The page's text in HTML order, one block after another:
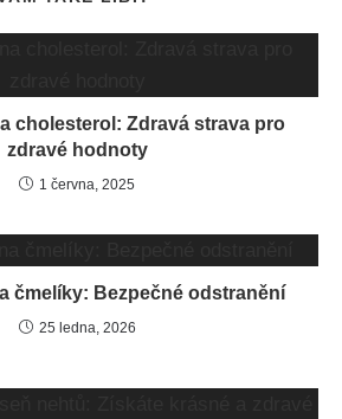
cholesterol: Zdravá strava pro
zdravé hodnoty
1 června, 2025
čmelíky: Bezpečné odstranění
25 ledna, 2026